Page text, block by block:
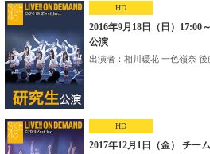
HD
2016年9月18日（日）17:00
公演
出演者：相川暖花 一色嶺奈 後
HD
2017年12月1日（金） チー